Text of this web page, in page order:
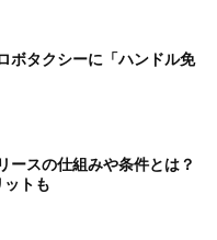
ボタクシーに「ハンドル免
ースの仕組みや条件とは？
ットも